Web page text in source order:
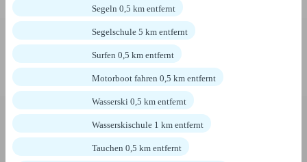
Segeln 0,5 km entfernt
Segelschule 5 km entfernt
Surfen 0,5 km entfernt
Motorboot fahren 0,5 km entfernt
Wasserski 0,5 km entfernt
Wasserskischule 1 km entfernt
Tauchen 0,5 km entfernt